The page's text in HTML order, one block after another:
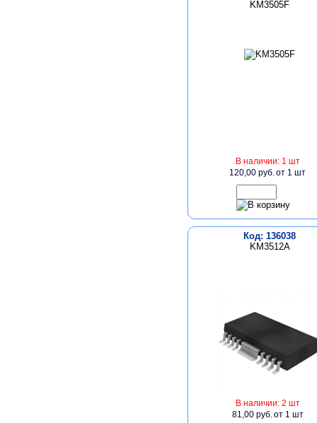
KM3505F
В наличии: 1 шт
120,00 руб.от 1 шт
Код: 136038
KM3512A
В наличии: 2 шт
81,00 руб.от 1 шт